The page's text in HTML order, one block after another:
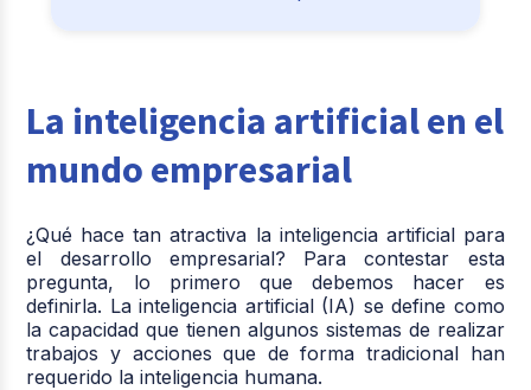
La inteligencia artificial en el
mundo empresarial
¿Qué hace tan atractiva la inteligencia artificial para
el desarrollo empresarial? Para contestar esta
pregunta, lo primero que debemos hacer es
definirla. La inteligencia artificial (IA) se define como
la capacidad que tienen algunos sistemas de realizar
trabajos y acciones que de forma tradicional han
requerido la inteligencia humana.